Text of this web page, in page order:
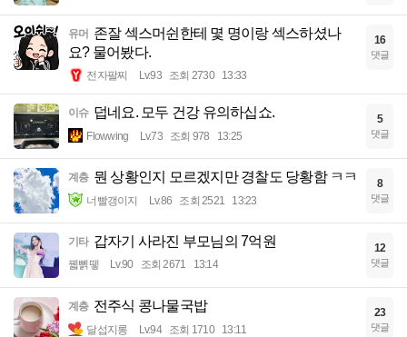
유머 존잘 섹스머쉰한테 몇 명이랑 섹스하셨나
요? 물어봤다.
전자팔찌 Lv.93 조회 2730 13:33
16
댓글
이슈 덥네요. 모두 건강 유의하십쇼.
Flowwing Lv.73 조회 978 13:25
5
댓글
계층 뭔 상황인지 모르겠지만 경찰도 당황함 ㅋㅋ
너빨갱이지 Lv.86 조회 2521 13:23
8
댓글
기타 갑자기 사라진 부모님의 7억원
꿻뻵뗗 Lv.90 조회 2671 13:14
12
댓글
계층 전주식 콩나물국밥
달섭지롱 Lv.94 조회 1710 13:11
23
댓글